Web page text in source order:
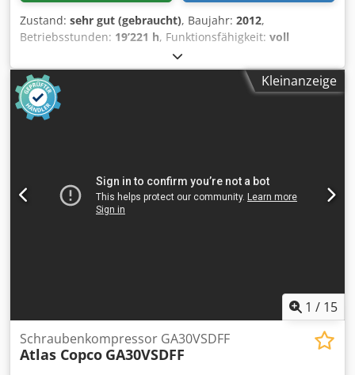
Zustand: sehr gut (gebraucht), Baujahr: 2012,
Betriebsstunden: 19’221 h, Funktionsfähigkeit: voll
, Ölfreier Schraubenkompressor ZT250FF
Djdszmdrbjpfx Acbeck Trockner integriert. 250 kW 10 bar
42,31 m3/min Baujahr: 2012 Betriebsstunden: 19.221Kleinanzeige
1 / 15
Schraubenkompressor GA30VSDFF
Atlas Copco GA30VSDFF